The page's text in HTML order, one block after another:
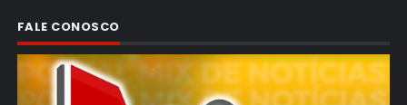
FALE CONOSCO